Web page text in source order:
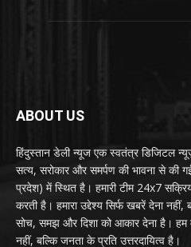
ABOUT US
हिंदुस्तान डेली न्यूज एक स्वतंत्र डिजिटल
सत्य, सरोकार और समर्पण की भावना से की
प्रदेश) में स्थित है। हमारी टीम 24x7
करती है। हमारा उद्देश्य सिर्फ खबरें देना
सोच, समझ और दिशा को आकार देना है। हम
नहीं, बल्कि जनता के प्रति उत्तरदायित्व है।